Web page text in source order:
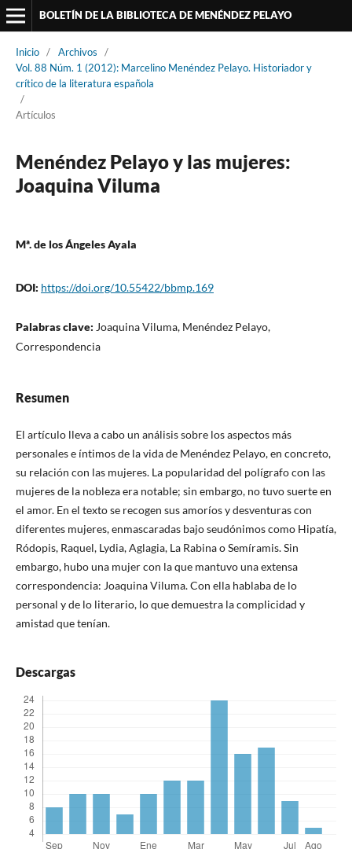
BOLETÍN DE LA BIBLIOTECA DE MENÉNDEZ PELAYO
Inicio / Archivos
/
Vol. 88 Núm. 1 (2012): Marcelino Menéndez Pelayo. Historiador y
crítico de la literatura española
/
Artículos
Menéndez Pelayo y las mujeres:
Joaquina Viluma
Mª. de los Ángeles Ayala
DOI: https://doi.org/10.55422/bbmp.169
Palabras clave: Joaquina Viluma, Menéndez Pelayo,
Correspondencia
Resumen
El artículo lleva a cabo un análisis sobre los aspectos más
personales e íntimos de la vida de Menéndez Pelayo, en concreto,
su relación con las mujeres. La popularidad del polígrafo con las
mujeres de la nobleza era notable; sin embargo, no tuvo suerte en
el amor. En el texto se recogen sus amoríos y desventuras con
diferentes mujeres, enmascaradas bajo seudónimos como Hipatía,
Ródopis, Raquel, Lydia, Aglagia, La Rabina o Semíramis. Sin
embargo, hubo una mujer con la que mantuvo una extensa
correspondencia: Joaquina Viluma. Con ella hablaba de lo
personal y de lo literario, lo que demuestra la complicidad y
amistad que tenían.
Descargas